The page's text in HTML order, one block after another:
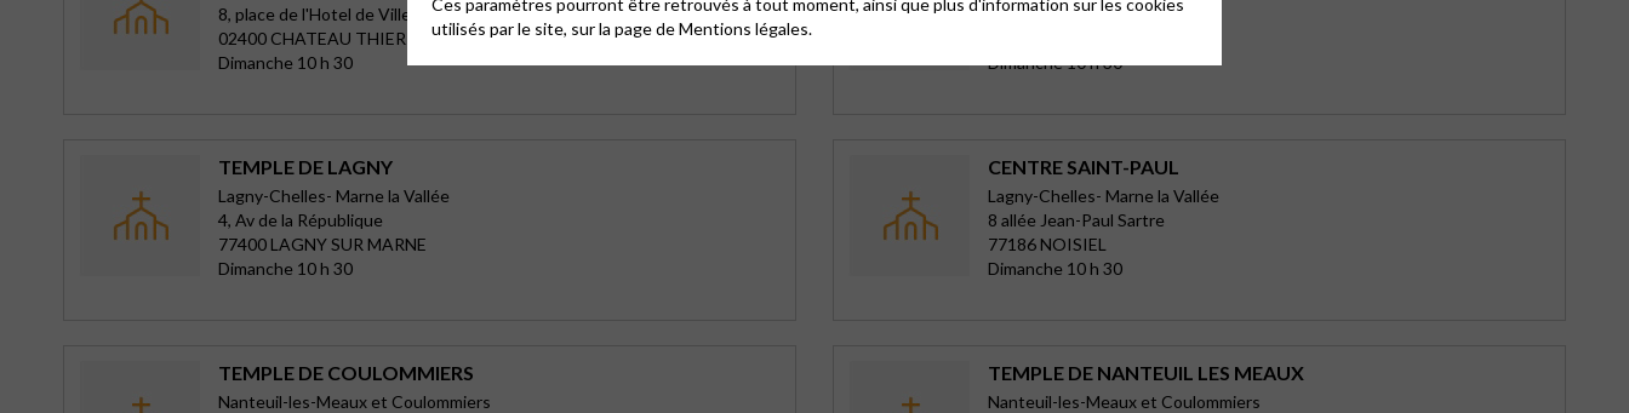
8, place de l'Hotel de Ville
02400 CHATEAU THIERRY
Dimanche 10 h 30
86 Av. A. Caillou
Dimanche 10 h 30
TEMPLE DE LAGNY
Lagny-Chelles- Marne la Vallée
4, Av de la République
77400 LAGNY SUR MARNE
Dimanche 10 h 30
CENTRE SAINT-PAUL
Lagny-Chelles- Marne la Vallée
8 allée Jean-Paul Sartre
77186 NOISIEL
Dimanche 10 h 30
TEMPLE DE COULOMMIERS
Nanteuil-les-Meaux et Coulommiers
TEMPLE DE NANTEUIL LES MEAUX
Nanteuil-les-Meaux et Coulommiers
Ces paramètres pourront être retrouvés à tout moment, ainsi que plus d'information sur les cookies
utilisés par le site, sur la page deMentions légales.